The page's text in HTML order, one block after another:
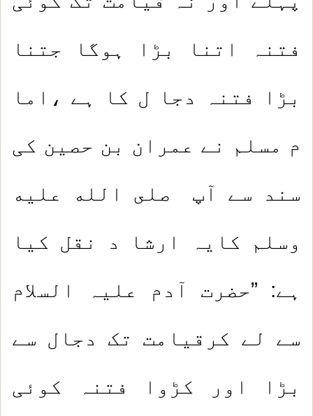
فتنہ اتنا بڑا ہوگا جتنا
بڑا فتنہ دجا ل کا ہے ،اما
م مسلم نے عمران بن حصین کی
سند سے آپ صلى الله عليه
وسلم کایہ ارشا د نقل کیا
ہے: ”حضرت آدم علیہ السلام
سے لے کرقیامت تک دجال سے
بڑا اور کڑوا فتنہ کوئی